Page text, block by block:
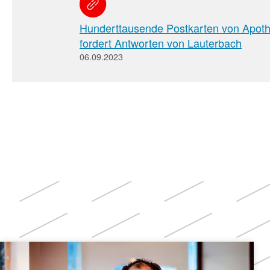
Hunderttausende Postkarten von
fordert Antworten von Lauterbach
06.09.2023
Weitere
Themen